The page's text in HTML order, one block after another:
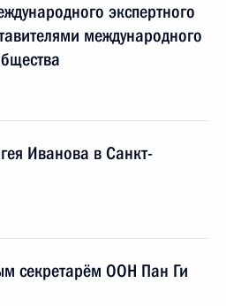
экспертного
международного
Иванова в Санкт-
секретарём ООН Пан Ги